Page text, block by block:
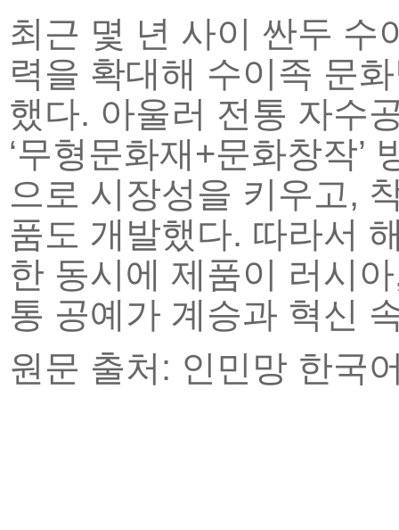
최근 몇 년 사이 싼두 수
력을 확대해 수이족 문
했다. 아울러 전통 자수
‘무형문화재+문화창작’
으로 시장성을 키우고,
품도 개발했다. 따라서
한 동시에 제품이 러시
통 공예가 계승과 혁신
원문 출처: 인민망 한국